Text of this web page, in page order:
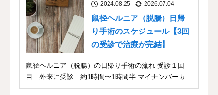
2024.08.25 2026.07.04
鼠径ヘルニア（脱腸）日帰
り手術のスケジュール【3回
の受診で治療が完結】
鼠径ヘルニア（脱腸）の日帰り手術の流れ 受診１回
目：外来に受診 約1時間〜1時間半 マイナンバーカ
ー...